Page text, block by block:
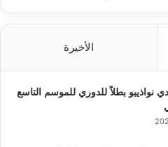
الأخيرة
نواذيبو بطلاً للدوري للموسم التاسع